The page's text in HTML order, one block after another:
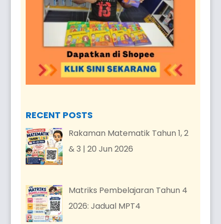
RECENT POSTS
Rakaman Matematik Tahun 1, 2
& 3 | 20 Jun 2026
Matriks Pembelajaran Tahun 4
2026: Jadual MPT4